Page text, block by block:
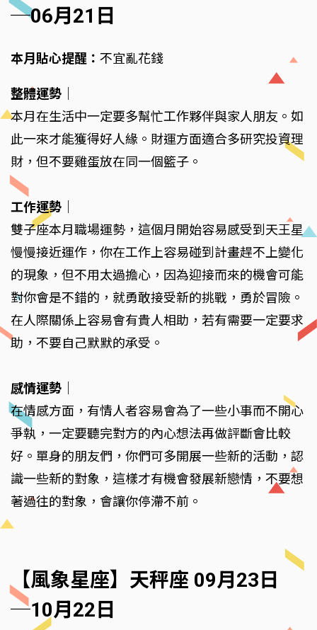
─06月21日
本月貼心提醒： 不宜亂花錢
整體運勢
本月在生活中一定要多幫忙工作夥伴與家人朋友。如
此一來才能獲得好人緣。財運方面適合多研究投資理
財，但不要雞蛋放在同一個籃子。
工作運勢
雙子座本月職場運勢，這個月開始容易感受到天王星
慢慢接近運作，你在工作上容易碰到計畫趕不上變化
的現象，但不用太過擔心，因為迎接而來的機會可能
對你會是不錯的，就勇敢接受新的挑戰，勇於冒險。
在人際關係上容易會有貴人相助，若有需要一定要求
助，不要自己默默的承受。
感情運勢
在情感方面，有情人者容易會為了一些小事而不開心
爭執，一定要聽完對方的內心想法再做評斷會比較
好。單身的朋友們，你們可多開展一些新的活動，認
識一些新的對象，這樣才有機會發展新戀情，不要想
著過往的對象，會讓你停滯不前。
【風象星座】天秤座 09月23日
─10月22日